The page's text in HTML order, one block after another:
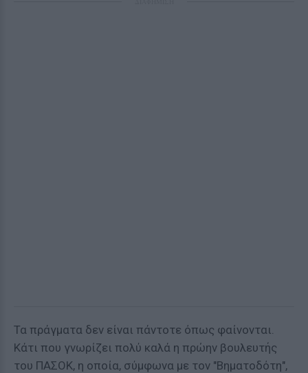
Τα πράγματα δεν είναι πάντοτε όπως φαίνονται.
Κάτι που γνωρίζει πολύ καλά η πρώην βουλευτής
του ΠΑΣΟΚ, η οποία, σύμφωνα με τον "Βηματοδότη",